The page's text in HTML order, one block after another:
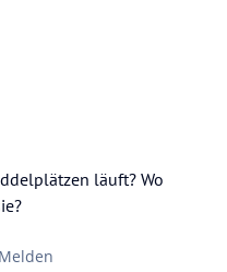
läuft? Wo
Melden